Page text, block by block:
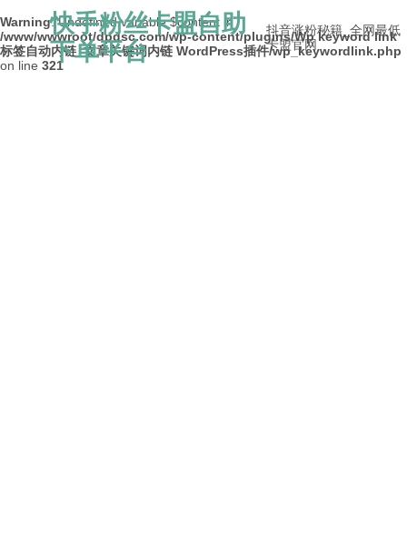
Warning: Undefined variable $content in
/www/wwwroot/dpdsc.com/wp-content/plugins/Wp keyword link
标签自动内链_文章关键词内链 WordPress插件/wp_keywordlink.php
on line 321
快手粉丝卡盟自助
下单平台
抖音涨粉秘籍_全网最低
卡盟官网